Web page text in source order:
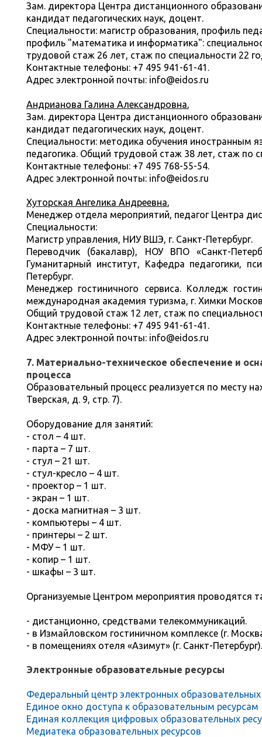
Зам. директора Центра дистанционного
кандидат педагогических наук, доцент.
Специальности: магистр образования, профиль
профиль "математика и информатика":
трудовой стаж 26 лет, стаж по специальности 22
Контактные телефоны: +7 495 941-61-41.
Адрес электронной почты: info@eidos.ru
Андрианова Галина Александровна,
Зам. директора Центра дистанционного
кандидат педагогических наук, доцент.
Специальности: методика обучения иностранным
педагогика. Общий трудовой стаж 38 лет, стаж по
Контактные телефоны: +7 495 768-55-54.
Адрес электронной почты: info@eidos.ru
Хуторская Ангелика Андреевна,
Менеджер отдела мероприятий, педагог Центра
Специальности:
Магистр управления, НИУ ВШЭ, г. Санкт-Петербург.
Переводчик (бакалавр), НОУ ВПО «Санкт-
Гуманитарный институт, Кафедра педагогики,
Петербург.
Менеджер гостиничного сервиса. Колледж
международная академия туризма, г. Химки
Общий трудовой стаж 12 лет, стаж по
Контактные телефоны: +7 495 941-61-41.
Адрес электронной почты: info@eidos.ru
7. Материально-техническое обеспечение и
процесса
Образовательный процесс реализуется по месту
Тверская, д. 9, стр. 7).
Оборудование для занятий:
- стол – 4 шт.
- парта – 7 шт.
- стул – 21 шт.
- стул-кресло – 4 шт.
- проектор – 1 шт.
- экран – 1 шт.
- доска магнитная – 3 шт.
- компьютеры – 4 шт.
- принтеры – 2 шт.
- МФУ – 1 шт.
- копир – 1 шт.
- шкафы – 3 шт.
Организуемые Центром мероприятия проводятся
- дистанционно, средствами телекоммуникаций.
- в Измайловском гостиничном комплексе (г.
- в помещениях отеля «Азимут» (г. Санкт-Петербург).
Электронные образовательные ресурсы
Федеральный центр электронных образовательных
Единое окно доступа к образовательным ресурсам
Единая коллекция цифровых образовательных
Медиатека образовательных ресурсов